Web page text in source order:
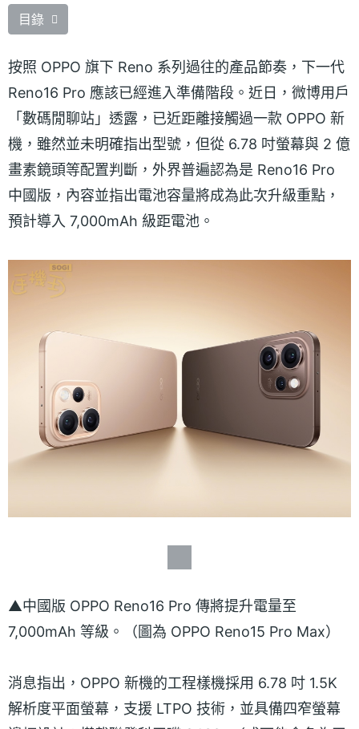
目錄
按照 OPPO 旗下 Reno 系列過往的產品節奏，下一代
Reno16 Pro 應該已經進入準備階段。近日，微博用戶
「數碼閒聊站」透露，已近距離接觸過一款 OPPO 新
機，雖然並未明確指出型號，但從 6.78 吋螢幕與 2 億
畫素鏡頭等配置判斷，外界普遍認為是 Reno16 Pro
中國版，內容並指出電池容量將成為此次升級重點，
預計導入 7,000mAh 級距電池。
▲中國版 OPPO Reno16 Pro 傳將提升電量至
7,000mAh 等級。（圖為 OPPO Reno15 Pro Max）
消息指出，OPPO 新機的工程樣機採用 6.78 吋 1.5K
解析度平面螢幕，支援 LTPO 技術，並具備四窄螢幕